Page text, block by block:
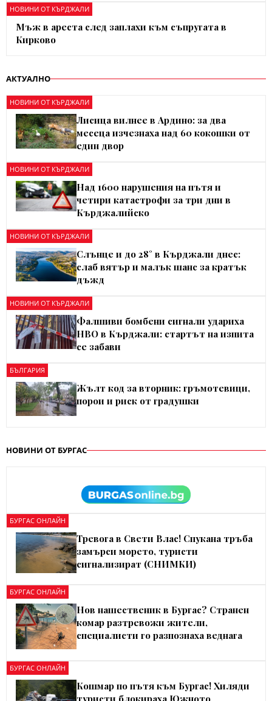
НОВИНИ ОТ КЪРДЖАЛИ
Мъж в ареста след заплахи към съпругата в
Кирково
АКТУАЛНО
НОВИНИ ОТ КЪРДЖАЛИ
Лисица вилнее в Ардино: за два
месеца изчезнаха над 60 кокошки от
един двор
НОВИНИ ОТ КЪРДЖАЛИ
Над 1600 нарушения на пътя и
четири катастрофи за три дни в
Кърджалийско
НОВИНИ ОТ КЪРДЖАЛИ
Слънце и до 28° в Кърджали днес:
слаб вятър и малък шанс за кратък
дъжд
НОВИНИ ОТ КЪРДЖАЛИ
Фалшиви бомбени сигнали удариха
НВО в Кърджали: стартът на изпита
се забави
БЪЛГАРИЯ
Жълт код за вторник: гръмотевици,
порои и риск от градушки
НОВИНИ ОТ БУРГАС
БУРГАС ОНЛАЙН
Тревога в Свети Влас! Спукана тръба
замърси морето, туристи
сигнализират (СНИМКИ)
БУРГАС ОНЛАЙН
Нов нашественик в Бургас? Странен
комар разтревожи жители,
специалисти го разпознаха веднага
БУРГАС ОНЛАЙН
Кошмар по пътя към Бургас! Хиляди